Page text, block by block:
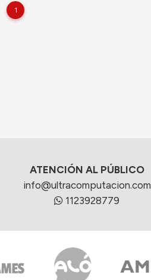
1
ATENCIÓN AL PÚBLICO
info@ultracomputacion.com
1123928779